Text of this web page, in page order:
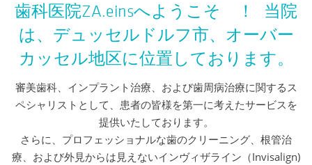
歯科医院ZA.einsへようこそ ！ 当院
は、デュッセルドルフ市、オーバー
カッセル地区に位置しております。
審美歯科、インプラント治療、および歯周病治療に関するス
ペシャリストとして、患者の皆様を第一に考えたサービスを
提供いたしております。
さらに、プロフェッショナルな歯のクリーニング、根管治
療、および外見からは見えないインヴィザライン（Invisalign)